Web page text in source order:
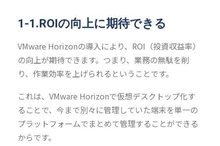
1-1.ROIの向上に期待できる
VMware Horizonの導入により、ROI（投資収益率）
の向上が期待できます。つまり、業務の無駄を削
り、作業効率を上げられるということです。
これは、VMware Horizonで仮想デスクトップ化す
ることで、今まで別々に管理していた端末を単一の
プラットフォームでまとめて管理することができる
からです。